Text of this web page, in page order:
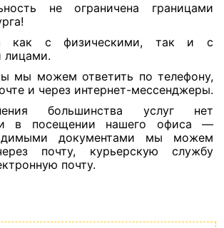
не ограничена границами
как с физическими, так и с
лицами.
мы можем ответить по телефону,
и через интернет-мессенджеры.
большинства услуг нет
в посещении нашего офиса —
документами мы можем
почту, курьерскую службу
почту.